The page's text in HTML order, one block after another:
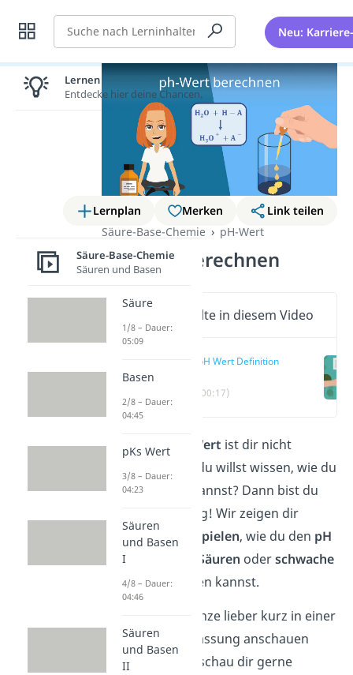
Suche Neu:
Lernplan Merken
Link teilen
Säure-Base-Chemie
pH-Wert
pH Wert berechnen
Wichtige Inhalte in diesem Video
pH Wert Definition
(00:17)
Der Begriff pH Wert ist dir nicht
unbekannt und du willst wissen, wie du
ihnberechnen
kannst? Dann bist du
hier genau richtig! Wir zeigen dir
anhand vonBeispielen, wie du den pH
Wert
Säuren oderschwache
Säuren berechnen kannst.
Wenn du das Ganze lieber kurz in einer
audiovisuellen Fassung anschauen
möchtest, dann schau dir gerne
Lernen lohnt sich!
Entdecke hier deine Chancen.
Säure-Base-Chemie
Säuren und Basen
Säure
1/8 – Dauer:
05:09
Basen
2/8 – Dauer:
04:45
pKs Wert
3/8 – Dauer:
04:23
Säuren
und Basen
I
4/8 – Dauer:
04:46
Säuren
und Basen
II